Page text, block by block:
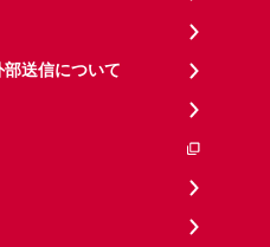
送信について